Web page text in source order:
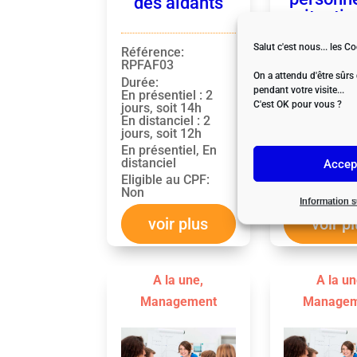
Salut c'est nous... les
On a attendu d'être
pendant votre visite...
C'est OK pour vous ?
Information
Référence:
RPFAF03
Durée:
En présentiel : 2
jours, soit 14h
En distanciel : 2
jours, soit 12h
En présentiel, En
distanciel
Eligible au CPF:
Non
voir plus
Référence:
Durée:
2 jours, soit
distanciel
Eligible au
voir
A la une,
Management
A la